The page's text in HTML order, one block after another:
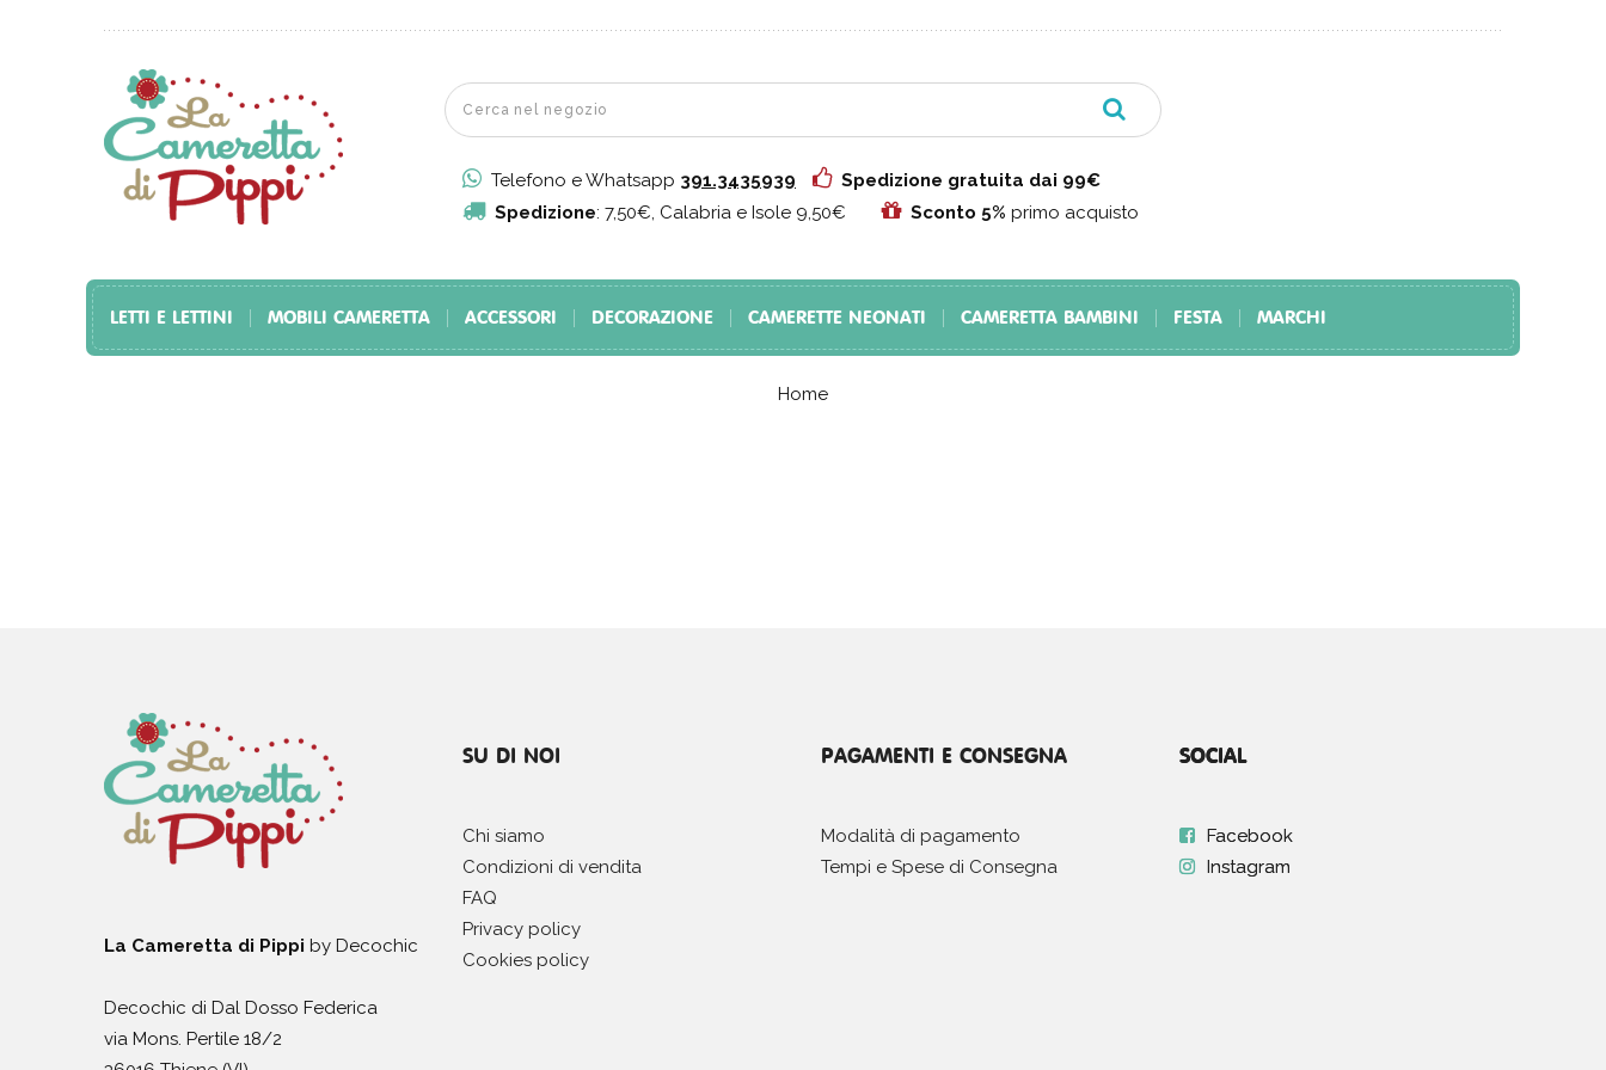
Telefono e Whatsapp 391.3435939
Spedizione gratuita dai 99€
Spedizione: 7,50€, Calabria e Isole 9,50€ Sconto 5% primo acquisto
LETTI E LETTINI MOBILI CAMERETTA ACCESSORI DECORAZIONE CAMERETTE NEONATI CAMERETTA BAMBINI FESTA MARCHI
Home
La Cameretta di Pippi by Decochic
Decochic di Dal Dosso Federica
via Mons. Pertile 18/2
SU DI NOI
Chi siamo
Condizioni di vendita
FAQ
Privacy policy
Cookies policy
PAGAMENTI E CONSEGNA
Modalità di pagamento
Tempi e Spese di Consegna
SOCIAL
Facebook
Instagram